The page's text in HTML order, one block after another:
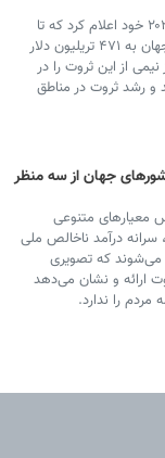
بانک UBS در گزارش ثروت جهانی ۲۰۲۵ خود اعلام کرد که تا
پایان سال ۲۰۲۴ کل ثروت شخصی جهان به ۴۷۱ تریلیون دلار
از این ثروت را در
سهم اروپا تنها ۲۲ درصد و رشد ثروت در مناطق
جهان از سه منظر
معیارهای متنوعی
درآمد ناخالص ملی
می‌شوند که تصویری
ارائه و نشان می‌دهد
مردم را ندارد.